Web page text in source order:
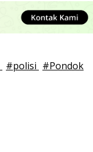
#polisi #Pondok